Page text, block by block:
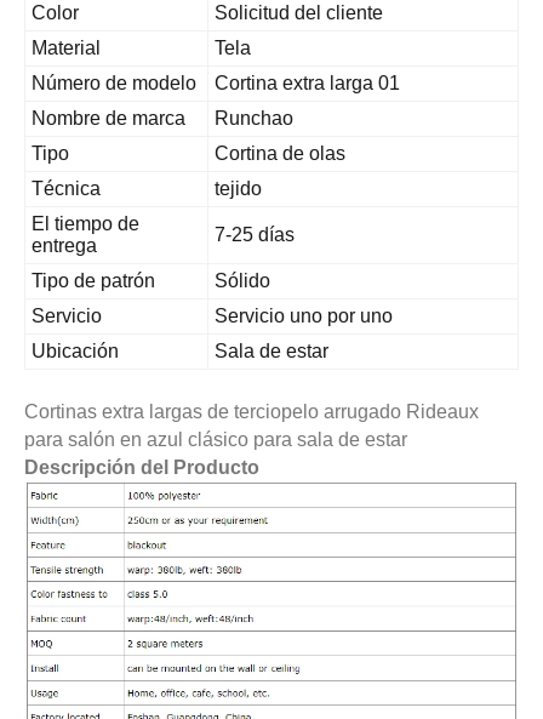
Color
Solicitud del cliente
Material
Tela
Número de modelo
Cortina extra larga 01
Nombre de marca
Runchao
Tipo
Cortina de olas
Técnica
tejido
El tiempo de
entrega
7-25 días
Tipo de patrón
Sólido
Servicio
Servicio uno por uno
Ubicación
Sala de estar
Cortinas extra largas de terciopelo arrugado Rideaux
para salón en azul clásico para sala de estar
Descripción del Producto